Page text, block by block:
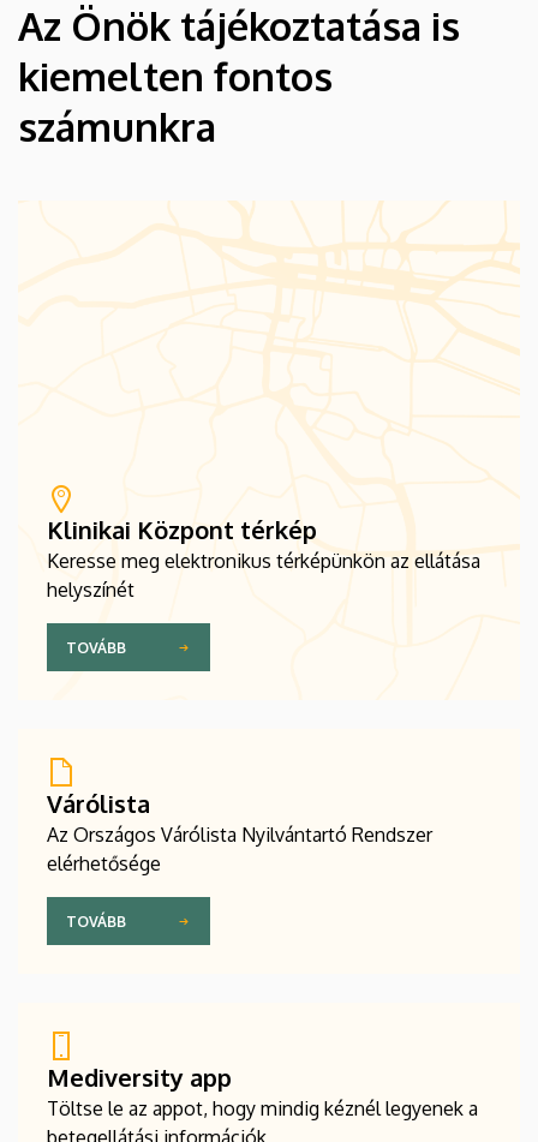
Az Önök tájékoztatása is
kiemelten fontos
számunkra
Klinikai Központ térkép
Keresse meg elektronikus térképünkön az ellátása
helyszínét
TOVÁBB
Várólista
Az Országos Várólista Nyilvántartó Rendszer
elérhetősége
TOVÁBB
Mediversity app
Töltse le az appot, hogy mindig kéznél legyenek a